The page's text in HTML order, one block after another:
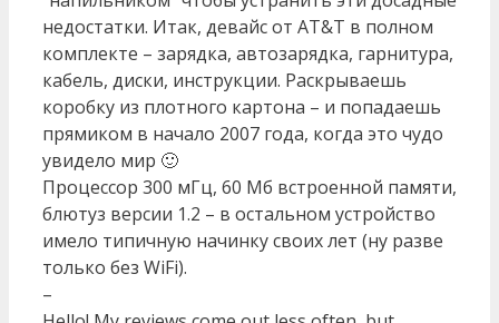
недостатки. Итак, девайс от AT&T в полном
комплекте – зарядка, автозарядка, гарнитура,
кабель, диски, инструкции. Раскрываешь
коробку из плотного картона – и попадаешь
прямиком в начало 2007 года, когда это чудо
увидело мир 🙂
Процессор 300 мГц, 60 Мб встроенной памяти,
блютуз версии 1.2 – в остальном устройство
имело типичную начинку своих лет (ну разве
только без WiFi).
–